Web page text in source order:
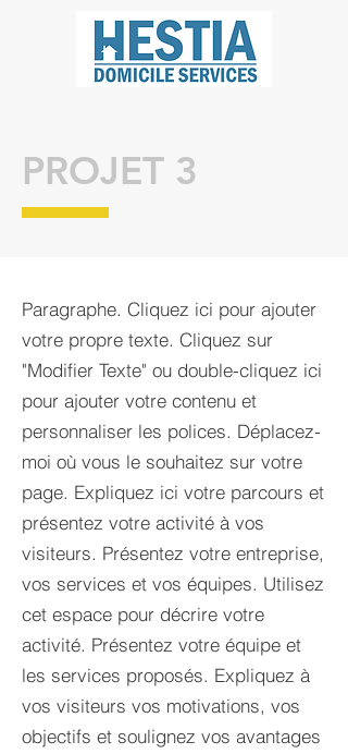
Paragraphe. Cliquez ici pour ajouter
votre propre texte. Cliquez sur
"Modifier Texte" ou double-cliquez ici
pour ajouter votre contenu et
personnaliser les polices. Déplacez-
moi où vous le souhaitez sur votre
page. Expliquez ici votre parcours et
présentez votre activité à vos
visiteurs. Présentez votre entreprise,
vos services et vos équipes. Utilisez
cet espace pour décrire votre
activité. Présentez votre équipe et
les services proposés. Expliquez à
vos visiteurs vos motivations, vos
objectifs et soulignez vos avantages
PROJET 3